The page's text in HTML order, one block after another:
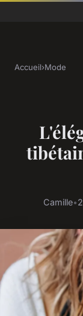
Accueil›Mode
Camille•